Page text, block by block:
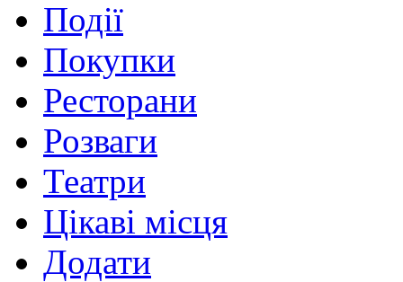
Події
Покупки
Ресторани
Розваги
Театри
Цікаві місця
Додати